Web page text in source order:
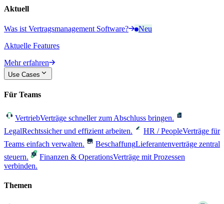
Aktuell
Was ist Vertragsmanagement Software?
Neu
Aktuelle Features
Mehr erfahren
Use Cases
Für Teams
VertriebVerträge schneller zum Abschluss bringen.
LegalRechtssicher und effizient arbeiten. HR / PeopleVerträge für
Teams einfach verwalten.
BeschaffungLieferantenverträge zentral
steuern.
Finanzen & OperationsVerträge mit Prozessen
verbinden.
Themen